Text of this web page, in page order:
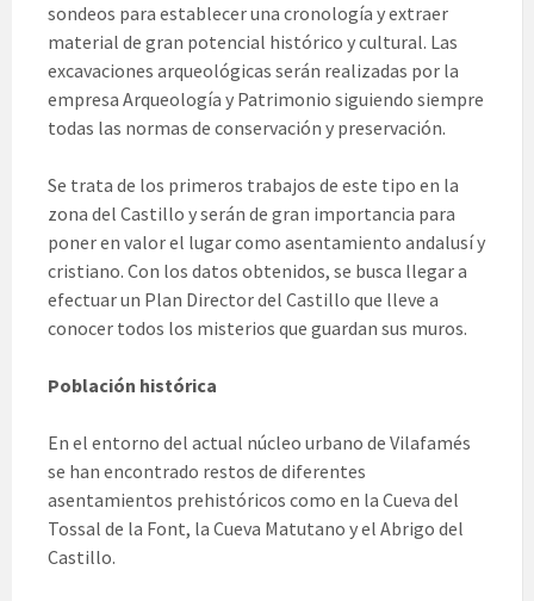
sondeos para establecer una cronología y extraer
material de gran potencial histórico y cultural. Las
excavaciones arqueológicas serán realizadas por la
empresa Arqueología y Patrimonio siguiendo siempre
todas las normas de conservación y preservación.
Se trata de los primeros trabajos de este tipo en la
zona del Castillo y serán de gran importancia para
poner en valor el lugar como asentamiento andalusí y
cristiano. Con los datos obtenidos, se busca llegar a
efectuar un Plan Director del Castillo que lleve a
conocer todos los misterios que guardan sus muros.
Población histórica
En el entorno del actual núcleo urbano de Vilafamés
se han encontrado restos de diferentes
asentamientos prehistóricos como en la Cueva del
Tossal de la Font, la Cueva Matutano y el Abrigo del
Castillo.